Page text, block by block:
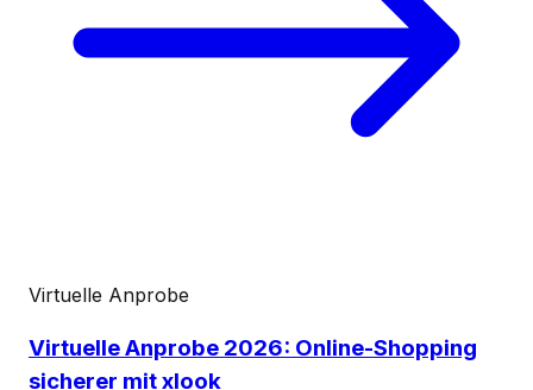
Virtuelle Anprobe
Virtuelle Anprobe 2026: Online-Shopping
sicherer mit xlook